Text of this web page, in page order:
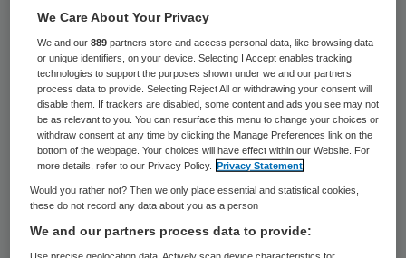
met de Nederlandse Federatie van
Universitair Medische Centra (NFU) hebben
gehouden.
Het doel iseen verhoging van de eficientie
van vijftig procentin 2030 ten opzichte van
2005. Dit kan een besparing opleveren van
20 miljoen euro per jaar.
Complexer
We Care About Your Privacy
We and our889 partners store and access personal data, like browsing data
or unique identifiers, on your device. Selecting I Accept enables tracking
technologies to support the purposes shown under we and our partners
process data to provide. Selecting Reject All or withdrawing your consent will
disable them. If trackers are disabled, some content and ads you see may not
be as relevant to you. You can resurface this menu to change your choices or
withdraw consent at any time by clicking the Manage Preferences link on the
bottom of the webpage. Your choices will have effect within our Website. For
more details, refer to our Privacy Policy.
Privacy Statement
Would you rather not? Then we only place essential and statistical cookies,
these do not record any data about you as a person
We and our partners process data to provide: